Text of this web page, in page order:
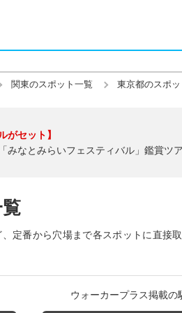
関東のスポット一覧 東京都のスポ
がセット】
みなとみらいフェスティバル」鑑賞ツ
定番から穴場まで各スポットに直接
ウォーカープラス掲載の